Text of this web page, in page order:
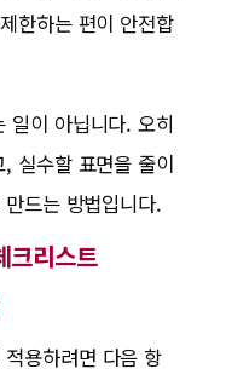
한하는 편이 안전합
일이 아닙니다. 오히
실수할 표면을 줄이
드는 방법입니다.
크리스트
용하려면 다음 항